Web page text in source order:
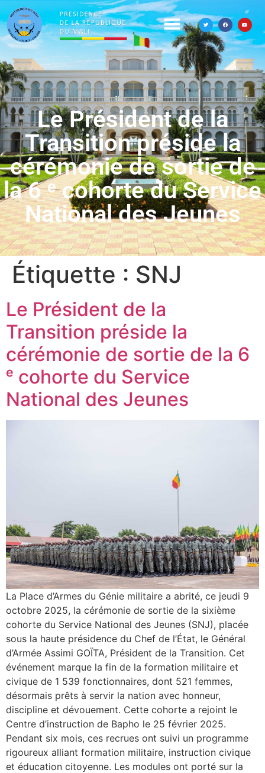
Le Président de la
Transition préside la
cérémonie de sortie de
la 6 ᵉ cohorte du Service
National des Jeunes
Étiquette : SNJ
Le Président de la
Transition préside la
cérémonie de sortie de la 6
ᵉ cohorte du Service
National des Jeunes
La Place d’Armes du Génie militaire a abrité, ce jeudi 9
octobre 2025, la cérémonie de sortie de la sixième
cohorte du Service National des Jeunes (SNJ), placée
sous la haute présidence du Chef de l’État, le Général
d’Armée Assimi GOÏTA, Président de la Transition. Cet
événement marque la fin de la formation militaire et
civique de 1 539 fonctionnaires, dont 521 femmes,
désormais prêts à servir la nation avec honneur,
discipline et dévouement. Cette cohorte a rejoint le
Centre d’instruction de Bapho le 25 février 2025.
Pendant six mois, ces recrues ont suivi un programme
rigoureux alliant formation militaire, instruction civique
et éducation citoyenne. Les modules ont porté sur la